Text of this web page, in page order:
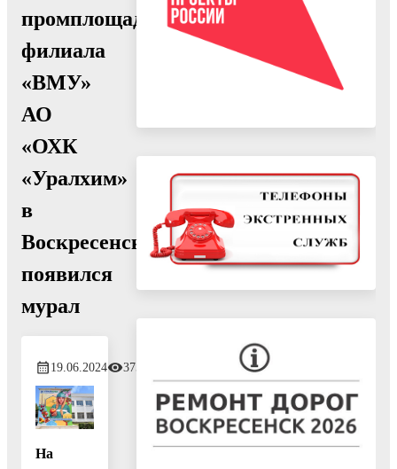
промплощадке
филиала
«ВМУ»
АО
«ОХК
«Уралхим»
в
Воскресенске
появился
мурал
19.06.2024 375
На